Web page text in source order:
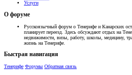
Услуги
О форуме
Русскоязычный форум о Тенерифе и Канарских
планирует переезд. Здесь обсуждают отдых на
недвижимости, визы, работу, школы, медицину,
жизнь на Тенерифе.
Быстрая навигация
Тенерифе Форумы Обратная связь